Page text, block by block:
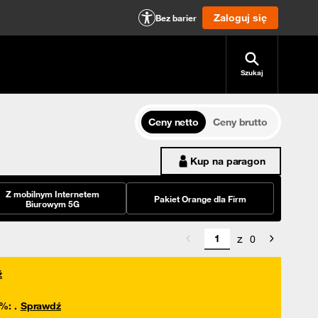
Bez barier Zaloguj się
Szukaj
Ceny netto
Ceny brutto
Kup na paragon
Z mobilnym Internetem
Biurowym 5G
Pakiet Orange dla Firm
z 0
: . Sprawdź